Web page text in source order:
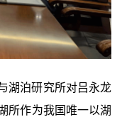
湖泊研究所对吕永龙
所作为我国唯一以湖